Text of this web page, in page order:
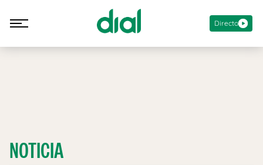
Directo
NOTICIA